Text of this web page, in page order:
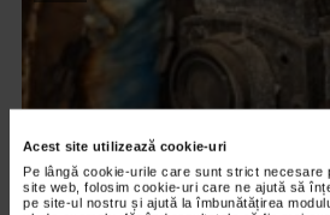
Acest site utilizează cookie-uri
Pe lângă cookie-urile care sunt strict necesare
site web, folosim cookie-uri care ne ajută să
pe site-ul nostru și ajută la îmbunătățirea